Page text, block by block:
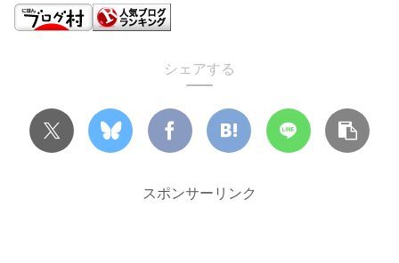
シェアする
スポンサーリンク